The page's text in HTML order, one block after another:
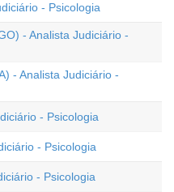
- Psicologia
- Analista Judiciário -
- Analista Judiciário -
- Psicologia
- Psicologia
- Psicologia